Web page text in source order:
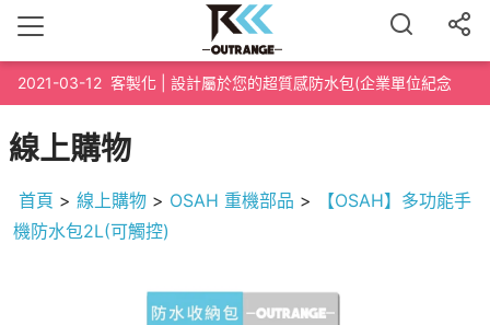
2021-03-12 客製化 | 設計屬於您的超質感防水包(企業單位紀念
線上購物
首頁 > 線上購物 > OSAH 重機部品 >
【OSAH】多功能手
機防水包2L(可觸控)